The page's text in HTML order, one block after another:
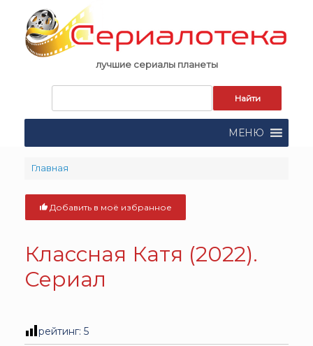
content
лучшие сериалы планеты
поиска:
МЕНЮ
Главная
Добавить в моё избранное
Классная Катя (2022).
Сериал
рейтинг: 5